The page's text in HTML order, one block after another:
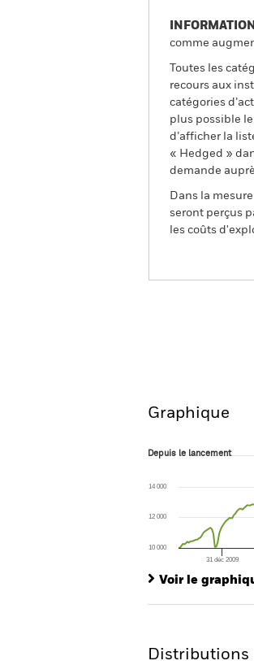
comme
Toutes les
recours aux
catégories
plus possible
d’afficher la
« Hedged »
demande
Dans la
seront perçus
les coûts
Graphique
Depuis le lancement
The chart has 1 X
The chart has 1 Y axis
Depuis le lancement
31 déc 2009
10 000
12 000
14 000
Voir le
Distributions